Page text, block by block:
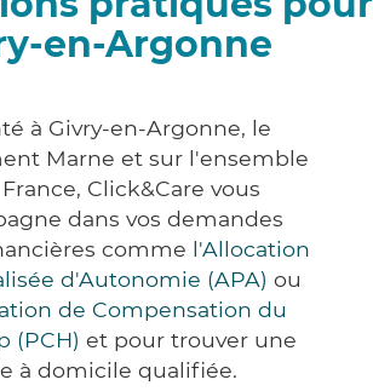
en-Argonne
à Givry-en-Argonne, le
Marne et sur l'ensemble
Click&Care vous
dans vos demandes
comme l'Allocation
d'Autonomie (APA) ou
de Compensation du
(PCH) et pour trouver une
à domicile qualifiée.